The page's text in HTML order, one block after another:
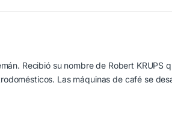
por popularidad
Recibió su nombre de Robert
Las máquinas de café se